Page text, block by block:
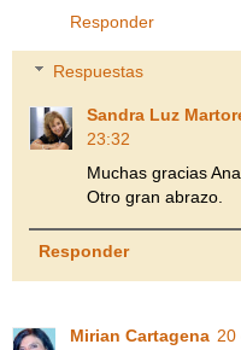
Responder
Respuestas
Sandra Luz
23:32
Muchas gracias
Otro gran abrazo.
Responder
Mirian Cartagena 20